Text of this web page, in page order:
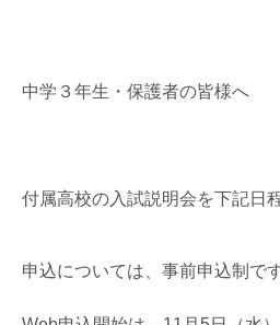
中学３年生・保護者の皆様へ
付属高校の入試説明会を下記日
申込については、事前申込制です